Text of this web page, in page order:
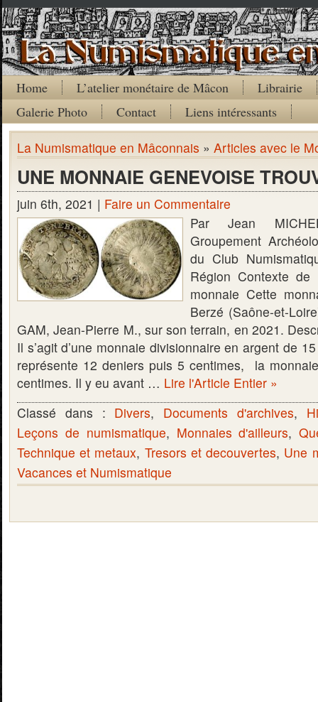
Home L’atelier monétaire de Mâcon
Librairie
Galerie Photo
Contact Liens intéressants
La Numismatique en Mâconnais » Articles avec le
UNE MONNAIE GENEVOISE
juin 6th, 2021 | Faire un Commentaire
Par Jean
Groupement
du Club
Région Contexte
monnaie Cette
Berzé (Saône-et-
GAM, Jean-Pierre M., sur son terrain, en 2021.
Il s’agit d’une monnaie divisionnaire en argent de
représente 12 deniers puis 5 centimes, la
centimes. Il y eu avant … Lire l'Article Entier »
Classé dans : Divers, Documents d'archives,
Leçons de numismatique, Monnaies d'ailleurs,
Technique et metaux, Tresors et decouvertes, Une
Vacances et Numismatique